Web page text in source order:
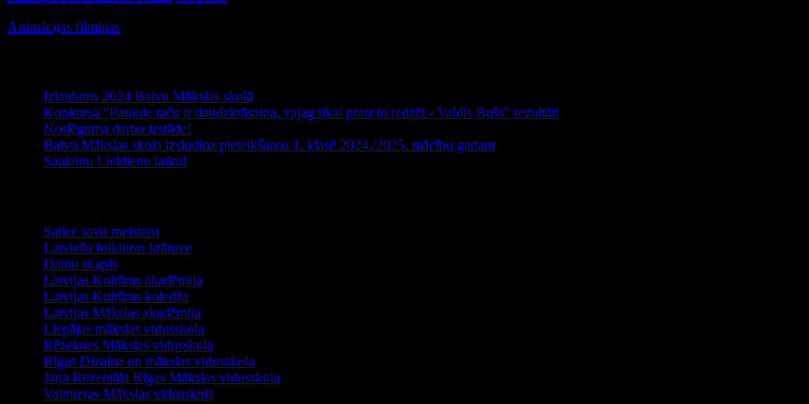
Animācijas filmiņas
Izlaidums 2024 Balvu Mākslas skolā
Konkursa "Pasaule taču ir daudzkrāsaina, vajag tikai prast to redzēt - Valdis Bušs" rezultāti
Noslēguma darbu izstāde!
Balvu Mākslas skola izsludina pieteikšanos 1. klasē 2024./2025. mācību gadam
Saulainu Lieldienu laiku!
Satiec savu meistaru
Latviešu folkloras krātuve
Dainu skapis
Latvijas Kultūras akadēmija
Latvijas Kultūras koledža
Latvijas Mākslas akadēmija
Liepājas mākslas vidusskola
Rēzeknes Mākslas vidusskola
Rīgas Dizaina un mākslas vidusskola
Jaņa Rozentāla Rīgas Mākslas vidusskola
Valmieras Mākslas vidusskola